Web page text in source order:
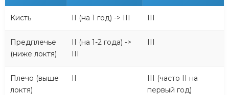
Кисть II (на 1 год) -> III
Предплечье
(ниже локтя)
II (на 1-2 года) ->
Плечо (выше
локтя)
III (часто II на
первый год)